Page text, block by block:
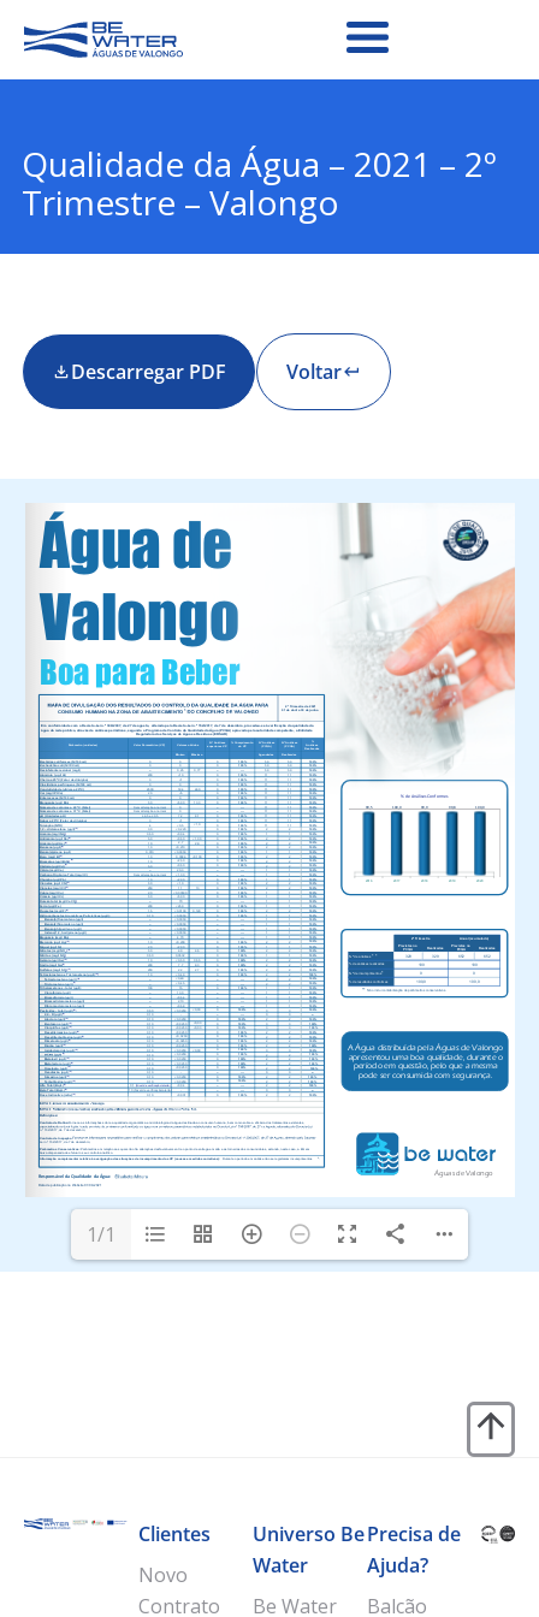
Qualidade da Água – 2021 – 2º
Trimestre – Valongo
Descarregar PDF Voltar
1/1
Clientes
Novo
Contrato
Universo Be
Water
Be Water
Precisa de
Ajuda?
Balcão